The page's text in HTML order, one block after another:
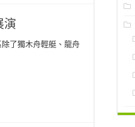
演
了獨木舟輕艇、龍舟